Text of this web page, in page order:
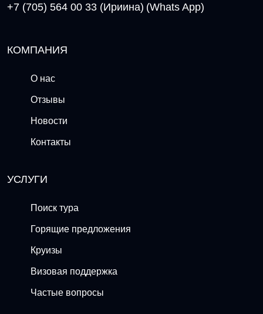
+7 (705) 564 00 33 (Ириина) (Whats App)
КОМПАНИЯ
О нас
Отзывы
Новости
Контакты
УСЛУГИ
Поиск тура
Горящие предложения
Круизы
Визовая поддержка
Частые вопросы